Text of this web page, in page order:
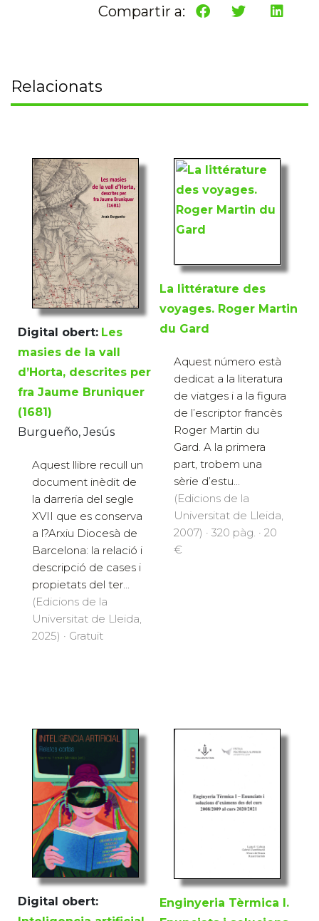
Compartir a:
Relacionats
Digital obert: Les
masies de la vall
d’Horta, descrites per
fra Jaume Bruniquer
(1681)
Burgueño, Jesús
Aquest llibre recull un
document inèdit de
la darreria del segle
XVII que es conserva
a l?Arxiu Diocesà de
Barcelona: la relació i
descripció de cases i
propietats del ter...
(Edicions de la
Universitat de Lleida,
2025) · Gratuït
La littérature des
voyages. Roger Martin
du Gard
Aquest número està
dedicat a la literatura
de viatges i a la figura
de l’escriptor francès
Roger Martin du
Gard. A la primera
part, trobem una
sèrie d’estu...
(Edicions de la
Universitat de Lleida,
2007) · 320 pàg. · 20
€
Digital obert:
Enginyeria Tèrmica I.